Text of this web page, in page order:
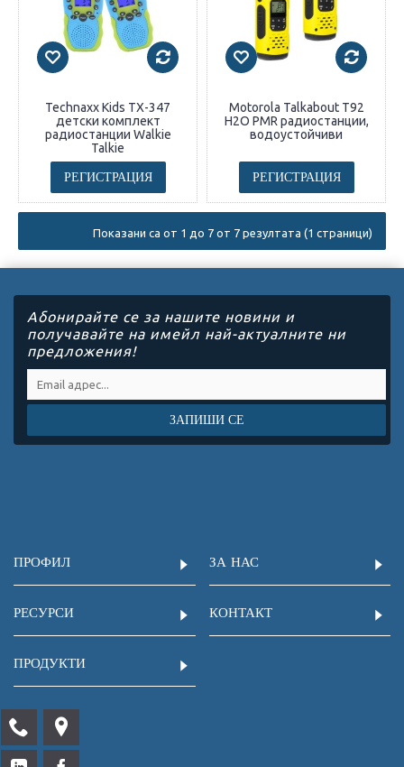
Technaxx Kids TX-347
детски комплект
радиостанции Walkie
Talkie
РЕГИСТРАЦИЯ
Motorola Talkabout T92
H2O PMR радиостанции,
водоустойчиви
РЕГИСТРАЦИЯ
Показани са от 1 до 7 от 7 резултата (1 страници)
Абонирайте се за нашите новини и
получавайте на имейл най-актуалните ни
предложения!
ЗАПИШИ СЕ
ПРОФИЛ ЗА НАС
РЕСУРСИ КОНТАКТ
ПРОДУКТИ